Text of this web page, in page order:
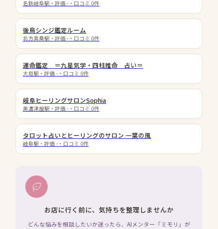
名鉄岐阜駅 ・評価 - ・口コミ 0件
後鳥シンジ鑑定ルーム
北方真桑駅 ・評価 - ・口コミ 0件
運命鑑定 ＝九星気学・四柱推命 占い＝
大垣駅 ・評価 - ・口コミ 0件
岐阜ヒーリングサロンSophia
美濃津屋駅 ・評価 - ・口コミ 0件
タロット占いとヒーリングのサロン 一葉の風
岐阜駅 ・評価 - ・口コミ 0件
お店に行く前に、気持ちを整理しませんか
どんな悩みを相談したいか迷ったら、AIメンター「ミモリ」が